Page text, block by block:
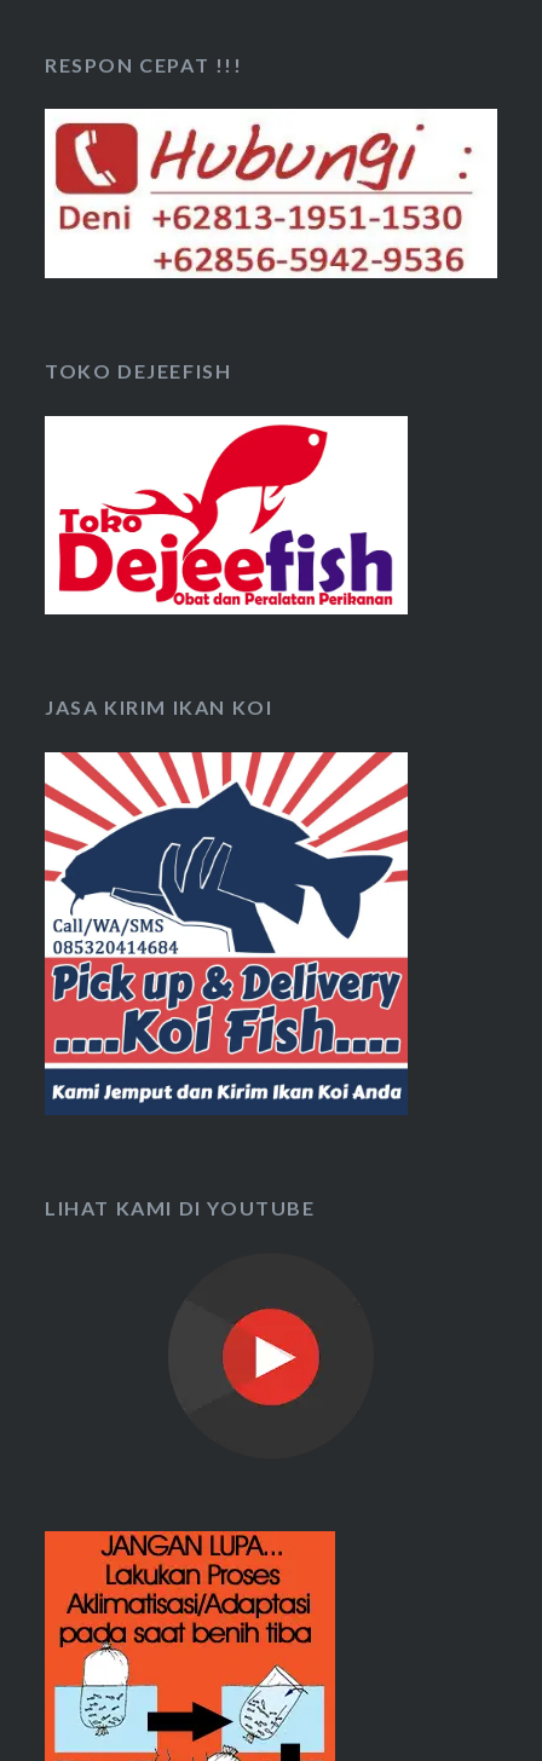
RESPON CEPAT !!!
TOKO DEJEEFISH
JASA KIRIM IKAN KOI
LIHAT KAMI DI YOUTUBE